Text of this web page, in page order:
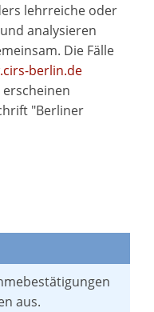
lehrreiche oder
analysieren
Die Fälle
berlin.de
"Berliner
aus.